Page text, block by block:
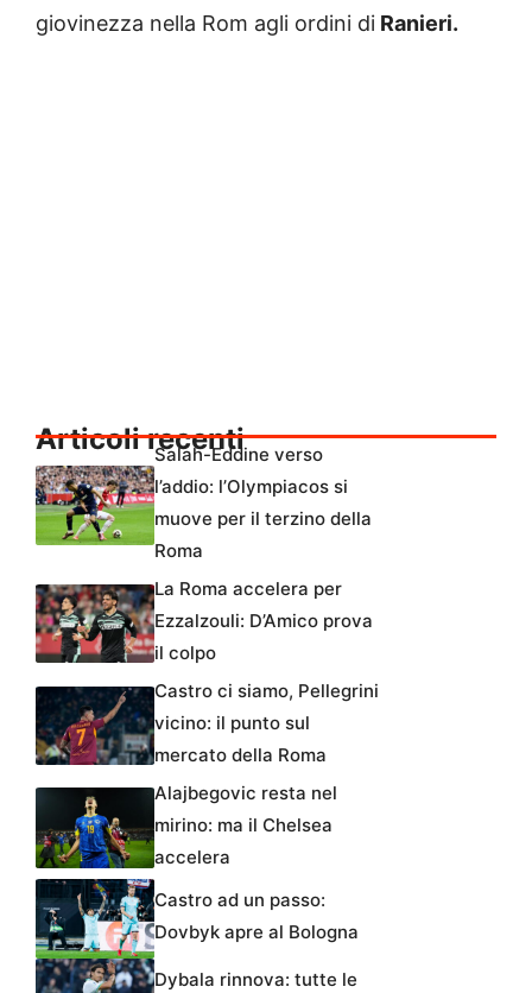
giovinezza nella Rom agli ordini di Ranieri.
Articoli recenti
Salah-Eddine verso
l’addio: l’Olympiacos si
muove per il terzino della
Roma
La Roma accelera per
Ezzalzouli: D’Amico prova
il colpo
Castro ci siamo, Pellegrini
vicino: il punto sul
mercato della Roma
Alajbegovic resta nel
mirino: ma il Chelsea
accelera
Castro ad un passo:
Dovbyk apre al Bologna
Dybala rinnova: tutte le